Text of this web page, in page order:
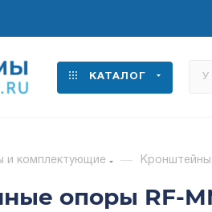
КАТАЛОГ
и комплектующие —
опоры RF-